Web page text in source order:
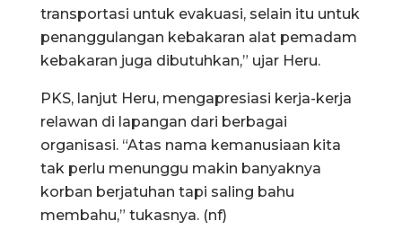
transportasi untuk evakuasi, selain itu untuk
penanggulangan kebakaran alat pemadam
kebakaran juga dibutuhkan,” ujar Heru.
PKS, lanjut Heru, mengapresiasi kerja-kerja
relawan di lapangan dari berbagai
organisasi. “Atas nama kemanusiaan kita
tak perlu menunggu makin banyaknya
korban berjatuhan tapi saling bahu
membahu,” tukasnya. (nf)